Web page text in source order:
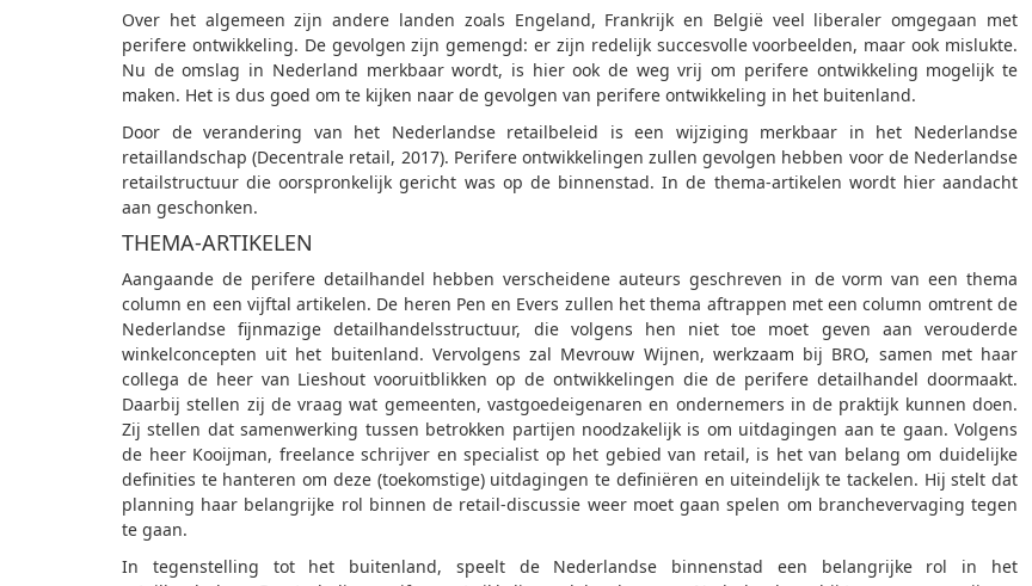
Over het algemeen zijn andere landen zoals Engeland, Frankrijk en België veel liberaler omgegaan met
perifere ontwikkeling. De gevolgen zijn gemengd: er zijn redelijk succesvolle voorbeelden, maar ook mislukte.
Nu de omslag in Nederland merkbaar wordt, is hier ook de weg vrij om perifere ontwikkeling mogelijk te
maken. Het is dus goed om te kijken naar de gevolgen van perifere ontwikkeling in het buitenland.
Door de verandering van het Nederlandse retailbeleid is een wijziging merkbaar in het Nederlandse
retaillandschap (Decentrale retail, 2017). Perifere ontwikkelingen zullen gevolgen hebben voor de Nederlandse
retailstructuur die oorspronkelijk gericht was op de binnenstad. In de thema-artikelen wordt hier aandacht
aan geschonken.
THEMA-ARTIKELEN
Aangaande de perifere detailhandel hebben verscheidene auteurs geschreven in de vorm van een thema
column en een vijftal artikelen. De heren Pen en Evers zullen het thema aftrappen met een column omtrent de
Nederlandse fijnmazige detailhandelsstructuur, die volgens hen niet toe moet geven aan verouderde
winkelconcepten uit het buitenland. Vervolgens zal Mevrouw Wijnen, werkzaam bij BRO, samen met haar
collega de heer van Lieshout vooruitblikken op de ontwikkelingen die de perifere detailhandel doormaakt.
Daarbij stellen zij de vraag wat gemeenten, vastgoedeigenaren en ondernemers in de praktijk kunnen doen.
Zij stellen dat samenwerking tussen betrokken partijen noodzakelijk is om uitdagingen aan te gaan. Volgens
de heer Kooijman, freelance schrijver en specialist op het gebied van retail, is het van belang om duidelijke
definities te hanteren om deze (toekomstige) uitdagingen te definiëren en uiteindelijk te tackelen. Hij stelt dat
planning haar belangrijke rol binnen de retail-discussie weer moet gaan spelen om branchevervaging tegen
te gaan.
In tegenstelling tot het buitenland, speelt de Nederlandse binnenstad een belangrijke rol in het